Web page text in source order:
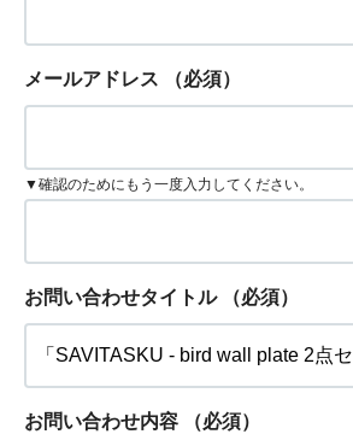
メールアドレス （必須）
▼確認のためにもう一度入力してください。
お問い合わせタイトル （必須）
お問い合わせ内容 （必須）